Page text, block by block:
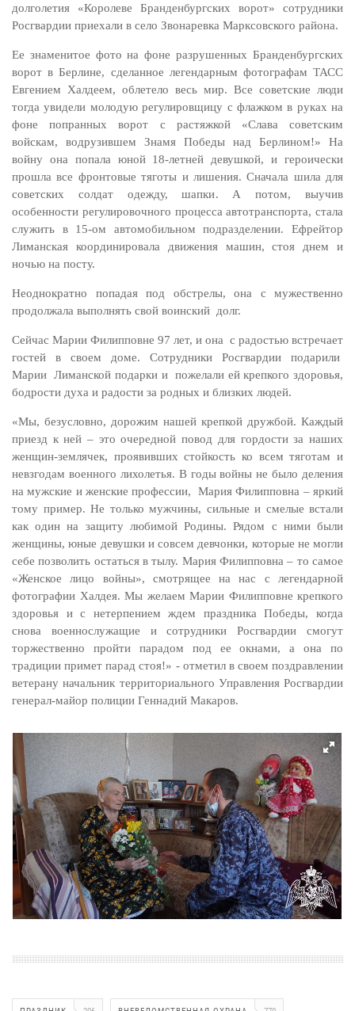
долголетия «Королеве Бранденбургских ворот» сотрудники
Росгвардии приехали в село Звонаревка Марксовского района.
Ее знаменитое фото на фоне разрушенных Бранденбургских
ворот в Берлине, сделанное легендарным фотографам ТАСС
Евгением Халдеем, облетело весь мир. Все советские люди
тогда увидели молодую регулировщицу с флажком в руках на
фоне попранных ворот с растяжкой «Слава советским
войскам, водрузившем Знамя Победы над Берлином!» На
войну она попала юной 18-летней девушкой, и героически
прошла все фронтовые тяготы и лишения. Сначала шила для
советских солдат одежду, шапки. А потом, выучив
особенности регулировочного процесса автотранспорта, стала
служить в 15-ом автомобильном подразделении. Ефрейтор
Лиманская координировала движения машин, стоя днем и
ночью на посту.
Неоднократно попадая под обстрелы, она с мужественно
продолжала выполнять свой воинский долг.
Сейчас Марии Филипповне 97 лет, и она с радостью встречает
гостей в своем доме. Сотрудники Росгвардии подарили
Марии Лиманской подарки и пожелали ей крепкого здоровья,
бодрости духа и радости за родных и близких людей.
«Мы, безусловно, дорожим нашей крепкой дружбой. Каждый
приезд к ней – это очередной повод для гордости за наших
женщин-землячек, проявивших стойкость ко всем тяготам и
невзгодам военного лихолетья. В годы войны не было деления
на мужские и женские профессии, Мария Филипповна – яркий
тому пример. Не только мужчины, сильные и смелые встали
как один на защиту любимой Родины. Рядом с ними были
женщины, юные девушки и совсем девчонки, которые не могли
себе позволить остаться в тылу. Мария Филипповна – то самое
«Женское лицо войны», смотрящее на нас с легендарной
фотографии Халдея. Мы желаем Марии Филипповне крепкого
здоровья и с нетерпением ждем праздника Победы, когда
снова военнослужащие и сотрудники Росгвардии смогут
торжественно пройти парадом под ее окнами, а она по
традиции примет парад стоя!» - отметил в своем поздравлении
ветерану начальник территориального Управления Росгвардии
генерал-майор полиции Геннадий Макаров.